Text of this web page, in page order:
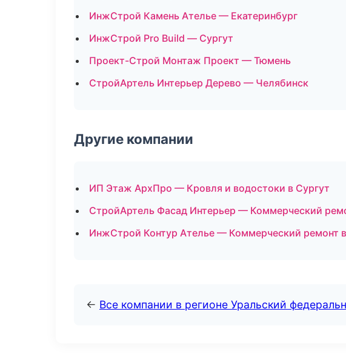
ИнжСтрой Камень Ателье — Екатеринбург
ИнжСтрой Pro Build — Сургут
Проект-Строй Монтаж Проект — Тюмень
СтройАртель Интерьер Дерево — Челябинск
Другие компании
ИП Этаж АрхПро — Кровля и водостоки в Сургут
СтройАртель Фасад Интерьер — Коммерческий
ИнжСтрой Контур Ателье — Коммерческий ремонт
← Все компании в регионе Уральский